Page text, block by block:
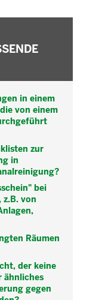
in einem
von einem
zur
in
bei
von
Räumen
der keine
ähnliches
gegen